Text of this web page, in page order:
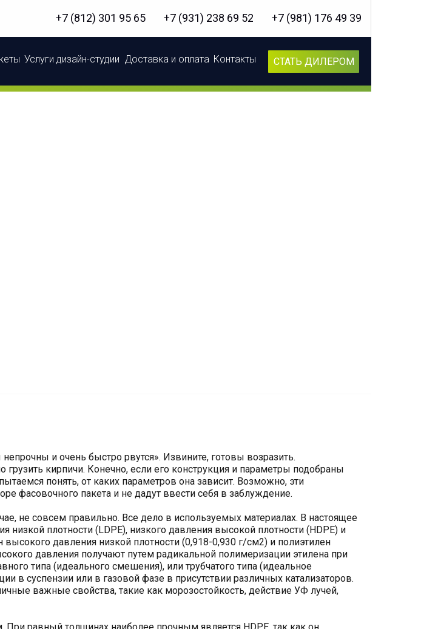
+7 (812) 301 95 65 +7 (931) 238 69 52 +7 (981) 176 49 39
Услуги дизайн-студии Доставка и оплата Контакты СТАТЬ ДИЛЕРОМ
и очень быстро рвутся». Извините, готовы возразить.
кирпичи. Конечно, если его конструкция и параметры подобраны
понять, от каких параметров она зависит. Возможно, эти
фасовочного пакета и не дадут ввести себя в заблуждение.
не совсем правильно. Все дело в используемых материалах. В настоящее
плотности (LDPE), низкого давления высокой плотности (HDPE) и
давления низкой плотности (0,918-0,930 г/см2) и полиэтилен
давления получают путем радикальной полимеризации этилена при
типа (идеального смешения), или трубчатого типа (идеальное
в суспензии или в газовой фазе в присутствии различных катализаторов.
важные свойства, такие как морозостойкость, действие УФ лучей,